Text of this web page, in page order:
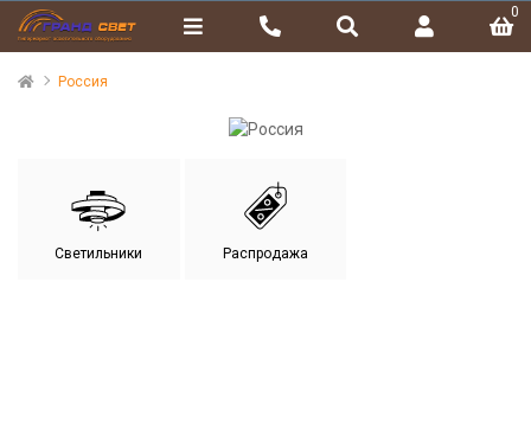
0
Россия
Светильники Распродажа